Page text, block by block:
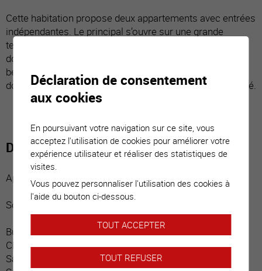
Cette habitation propose deux appartements avec entrées
indépendantes. Le principal s’ouvre sur une grande
terrasse et une jolie parcelle arborée entourant la villa. Il
donne accès directement au sous-sol dont il est le seul
bénéficiaire. Au niveau supérieur, le deuxième logement
donne accès à un balcon couvert. Il est actuellement loué.
Distribution du bien
Appartement 4.5 pces, entrée indépendante :
Sous-sol :
Bureau / dégagement
Chambre
Salle d’eau
Déclaration de consentement
aux cookies
En poursuivant votre navigation sur ce site, vous
acceptez l'utilisation de cookies pour améliorer votre
expérience utilisateur et réaliser des statistiques de
visites.
Vous pouvez personnaliser l'utilisation des cookies à
l'aide du bouton ci-dessous.
TOUT ACCEPTER
TOUT REFUSER